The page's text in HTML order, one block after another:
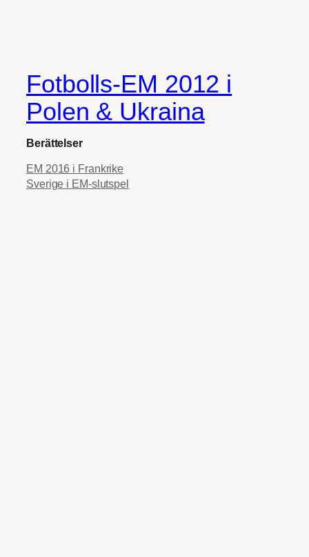
Fotbolls-EM 2012 i
Polen & Ukraina
Berättelser
EM 2016 i Frankrike
Sverige i EM-slutspel